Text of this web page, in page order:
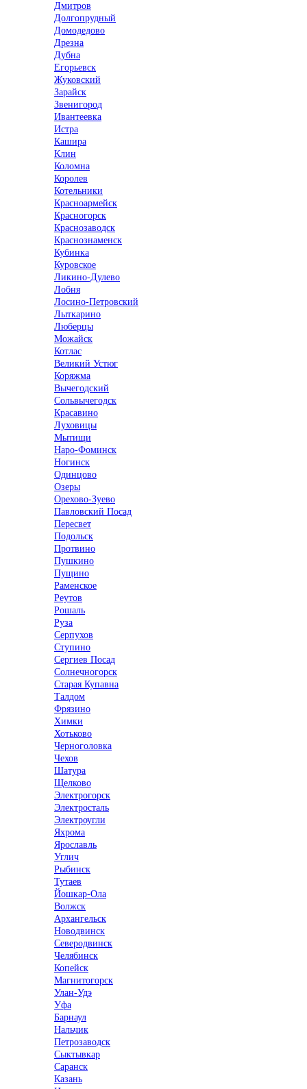
Дмитров
Долгопрудный
Домодедово
Дрезна
Дубна
Егорьевск
Жуковский
Зарайск
Звенигород
Ивантеевка
Истра
Кашира
Клин
Коломна
Королев
Котельники
Красноармейск
Красногорск
Краснозаводск
Краснознаменск
Кубинка
Куровское
Ликино-Дулево
Лобня
Лосино-Петровский
Лыткарино
Люберцы
Можайск
Котлас
Великий Устюг
Коряжма
Вычегодский
Сольвычегодск
Красавино
Луховицы
Мытищи
Наро-Фоминск
Ногинск
Одинцово
Озеры
Орехово-Зуево
Павловский Посад
Пересвет
Подольск
Протвино
Пушкино
Пущино
Раменское
Реутов
Рошаль
Руза
Серпухов
Ступино
Сергиев Посад
Солнечногорск
Старая Купавна
Талдом
Фрязино
Химки
Хотьково
Черноголовка
Чехов
Шатура
Щелково
Электрогорск
Электросталь
Электроугли
Яхрома
Ярославль
Углич
Рыбинск
Тутаев
Йошкар-Ола
Волжск
Архангельск
Новодвинск
Северодвинск
Челябинск
Копейск
Магнитогорск
Улан-Удэ
Уфа
Барнаул
Нальчик
Петрозаводск
Сыктывкар
Саранск
Казань